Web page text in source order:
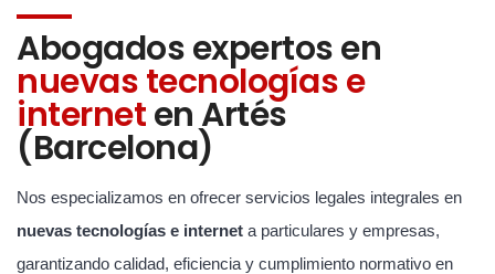
Abogados expertos en
nuevas tecnologías e
interneten Artés
(Barcelona)
Nos especializamos en ofrecer servicios legales integrales en
nuevas tecnologías e internet a particulares y empresas,
garantizando calidad, eficiencia y cumplimiento normativo en